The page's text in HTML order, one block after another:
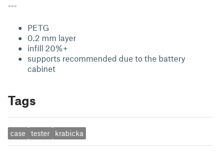
---
PETG
0.2 mm layer
infill 20%+
supports recommended due to the battery
cabinet
Tags
case tester krabicka